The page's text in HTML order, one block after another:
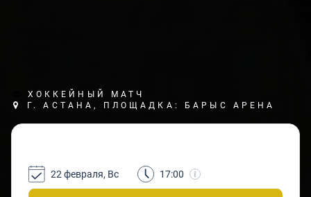
ХОККЕЙНЫЙ МАТЧ
Г. АСТАНА, ПЛОЩАДКА: БАРЫС АРЕНА
22 февраля, Вс 17:00